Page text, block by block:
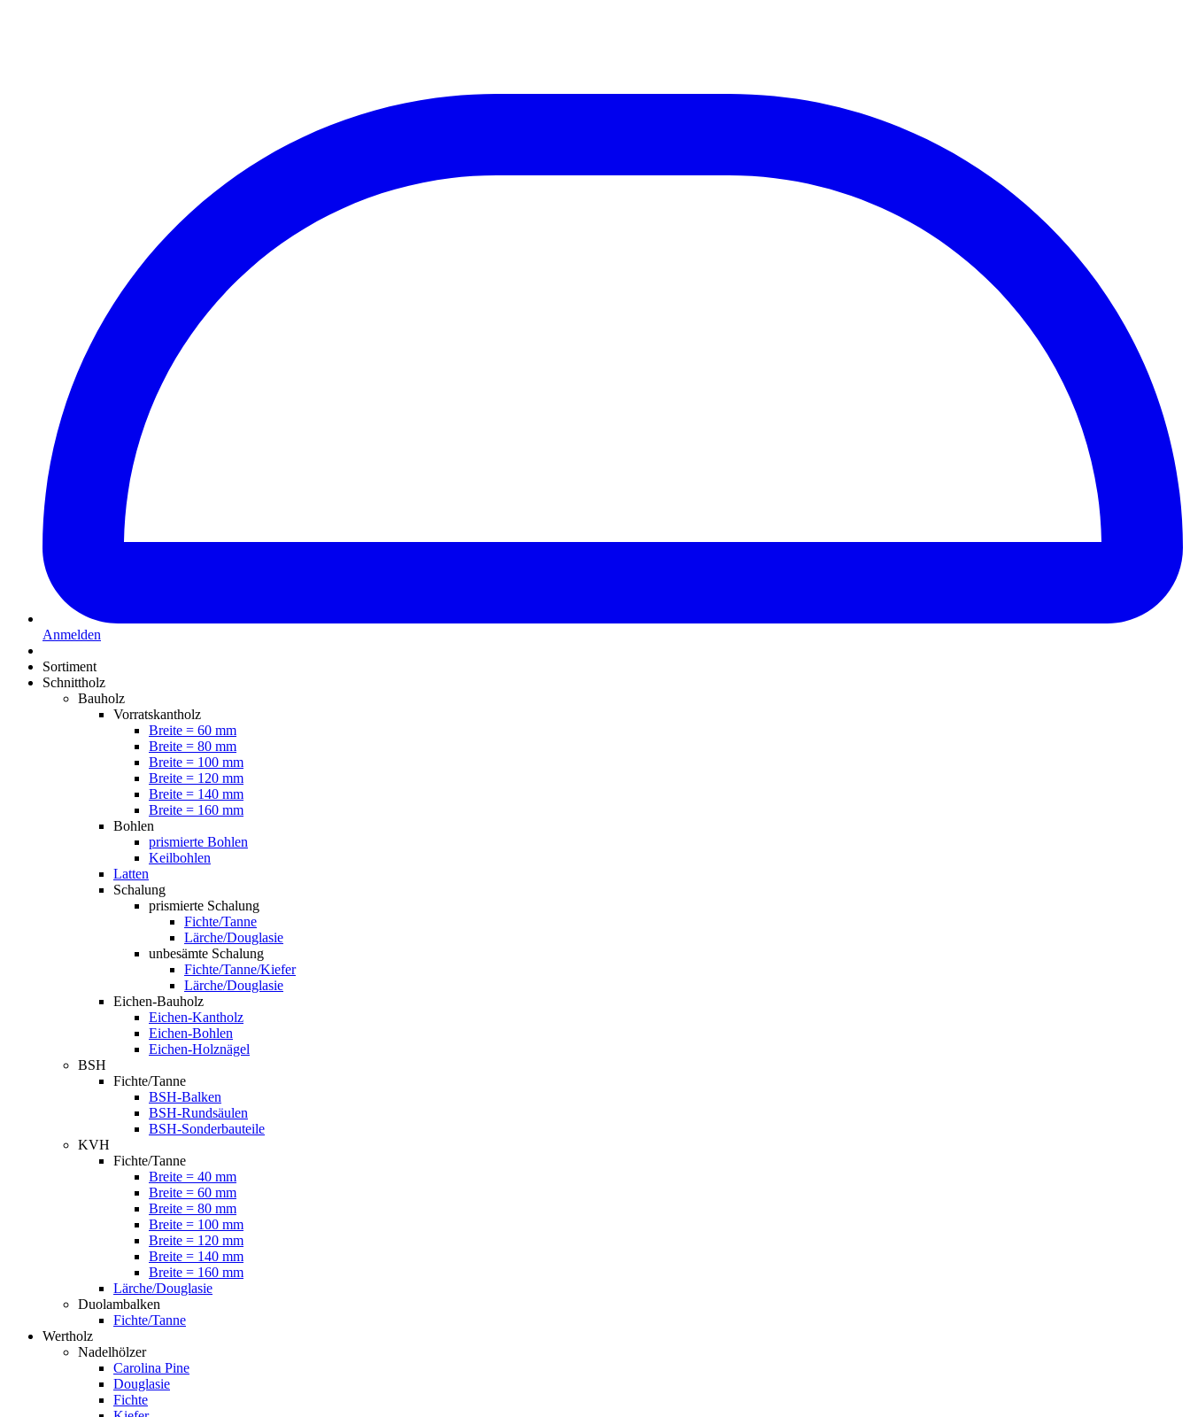
Anmelden
Sortiment
Schnittholz
Bauholz
Vorratskantholz
Breite = 60 mm
Breite = 80 mm
Breite = 100 mm
Breite = 120 mm
Breite = 140 mm
Breite = 160 mm
Bohlen
prismierte Bohlen
Keilbohlen
Latten
Schalung
prismierte Schalung
Fichte/Tanne
Lärche/Douglasie
unbesämte Schalung
Fichte/Tanne/Kiefer
Lärche/Douglasie
Eichen-Bauholz
Eichen-Kantholz
Eichen-Bohlen
Eichen-Holznägel
BSH
Fichte/Tanne
BSH-Balken
BSH-Rundsäulen
BSH-Sonderbauteile
KVH
Fichte/Tanne
Breite = 40 mm
Breite = 60 mm
Breite = 80 mm
Breite = 100 mm
Breite = 120 mm
Breite = 140 mm
Breite = 160 mm
Lärche/Douglasie
Duolambalken
Fichte/Tanne
Wertholz
Nadelhölzer
Carolina Pine
Douglasie
Fichte